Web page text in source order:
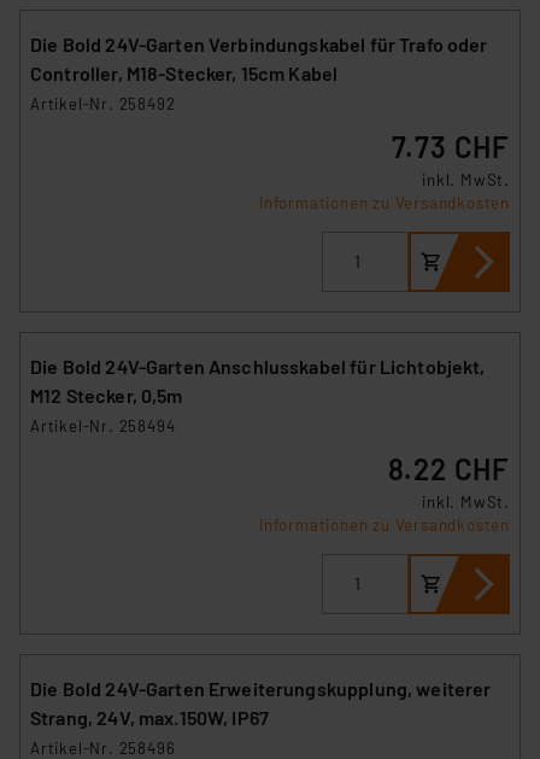
Die Bold 24V-Garten Verbindungskabel für Trafo oder
Controller, M18-Stecker, 15cm Kabel
Artikel-Nr. 258492
7.73 CHF
inkl. MwSt.
Informationen zu Versandkosten
Die Bold 24V-Garten Anschlusskabel für Lichtobjekt,
M12 Stecker, 0,5m
Artikel-Nr. 258494
8.22 CHF
inkl. MwSt.
Informationen zu Versandkosten
Die Bold 24V-Garten Erweiterungskupplung, weiterer
Strang, 24V, max.150W, IP67
Artikel-Nr. 258496